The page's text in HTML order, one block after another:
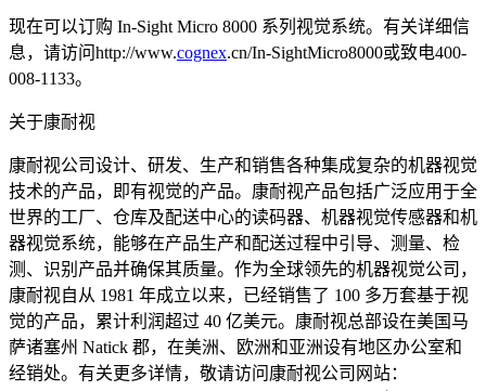
现在可以订购 In-Sight Micro 8000 系列视觉系统。有关详细信
息，请访问http://www.cognex.cn/In-SightMicro8000或致电400-
008-1133。
关于康耐视
康耐视公司设计、研发、生产和销售各种集成复杂的机器视觉
技术的产品，即有视觉的产品。康耐视产品包括广泛应用于全
世界的工厂、仓库及配送中心的读码器、机器视觉传感器和机
器视觉系统，能够在产品生产和配送过程中引导、测量、检
测、识别产品并确保其质量。作为全球领先的机器视觉公司，
康耐视自从 1981 年成立以来，已经销售了 100 多万套基于视
觉的产品，累计利润超过 40 亿美元。康耐视总部设在美国马
萨诸塞州 Natick 郡，在美洲、欧洲和亚洲设有地区办公室和
经销处。有关更多详情，敬请访问康耐视公司网站：